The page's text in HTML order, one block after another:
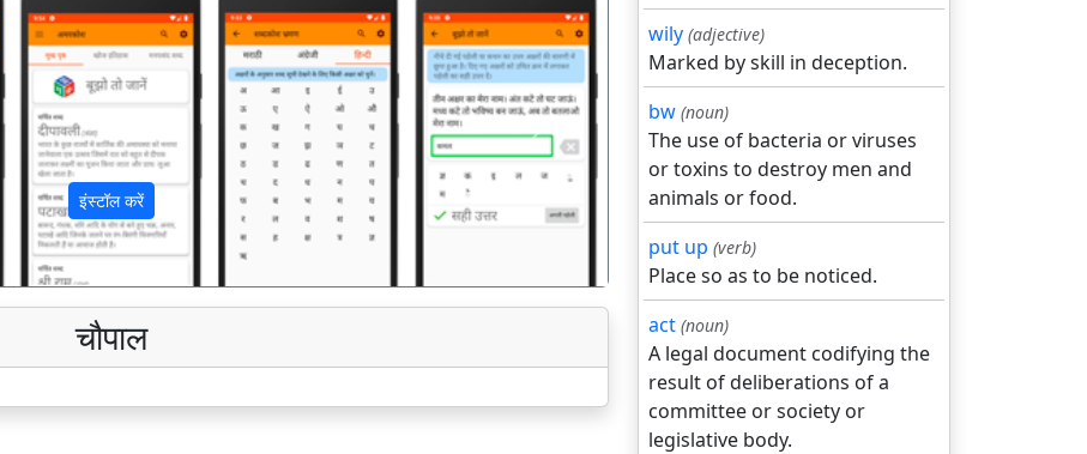
इंस्टॉल करें
अगला
चौपाल
wily (adjective)
Marked by skill in deception.
bw (noun)
The use of bacteria or viruses
or toxins to destroy men and
animals or food.
put up (verb)
Place so as to be noticed.
act (noun)
A legal document codifying the
result of deliberations of a
committee or society or
legislative body.